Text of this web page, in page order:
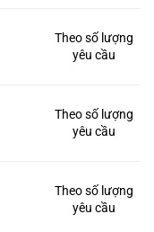
Theo số lượng
yêu cầu
Theo số lượng
yêu cầu
Theo số lượng
yêu cầu